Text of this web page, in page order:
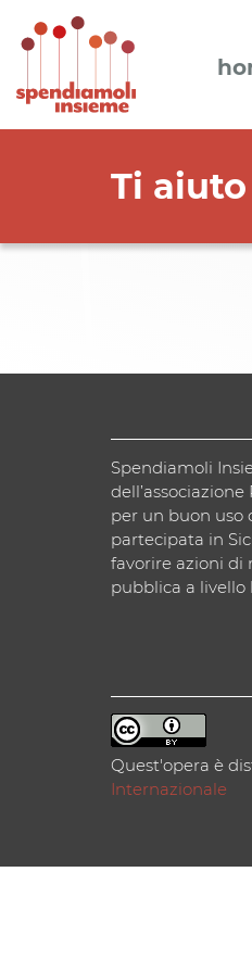
Ti
Spendiamoli
per un buon uso
partecipata in
favorire azioni di
pubblica a livello
Quest'opera è
Internazionale